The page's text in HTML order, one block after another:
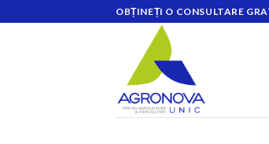
OBȚINEȚI O CONSULTARE